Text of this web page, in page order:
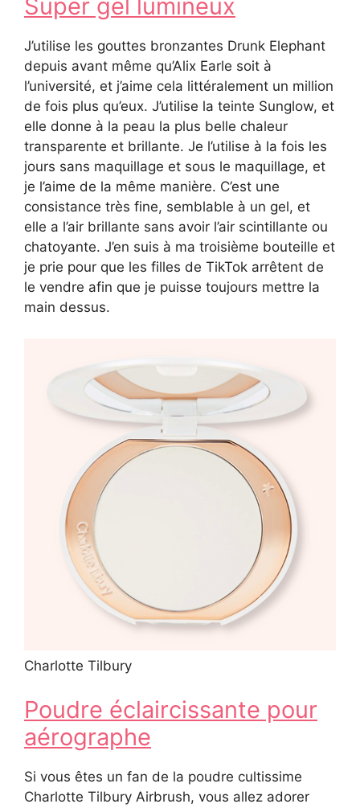
Super gel lumineux
J’utilise les gouttes bronzantes Drunk Elephant
depuis avant même qu’Alix Earle soit à
l’université, et j’aime cela littéralement un million
de fois plus qu’eux. J’utilise la teinte Sunglow, et
elle donne à la peau la plus belle chaleur
transparente et brillante. Je l’utilise à la fois les
jours sans maquillage et sous le maquillage, et
je l’aime de la même manière. C’est une
consistance très fine, semblable à un gel, et
elle a l’air brillante sans avoir l’air scintillante ou
chatoyante. J’en suis à ma troisième bouteille et
je prie pour que les filles de TikTok arrêtent de
le vendre afin que je puisse toujours mettre la
main dessus.
Charlotte Tilbury
Poudre éclaircissante pour
aérographe
Si vous êtes un fan de la poudre cultissime
Charlotte Tilbury Airbrush, vous allez adorer